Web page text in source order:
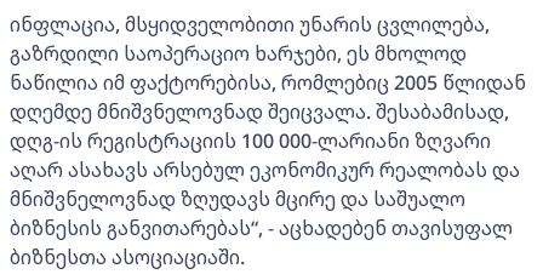
ინფლაცია, მსყიდველობითი უნარის ცვლილება,
გაზრდილი საოპერაციო ხარჯები, ეს მხოლოდ
ნაწილია იმ ფაქტორებისა, რომლებიც 2005 წლიდან
დღემდე მნიშვნელოვნად შეიცვალა. შესაბამისად,
დღგ-ის რეგისტრაციის 100 000-ლარიანი ზღვარი
აღარ ასახავს არსებულ ეკონომიკურ რეალობას და
მნიშვნელოვნად ზღუდავს მცირე და საშუალო
ბიზნესის განვითარებას“, - აცხადებენ თავისუფალ
ბიზნესთა ასოციაციაში.